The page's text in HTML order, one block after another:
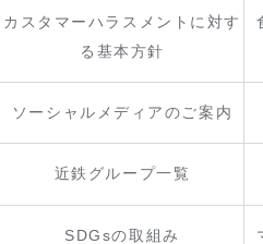
カスタマーハラスメントに対す
る基本方針
ソーシャルメディアのご案内
近鉄グループ一覧
SDGsの取組み